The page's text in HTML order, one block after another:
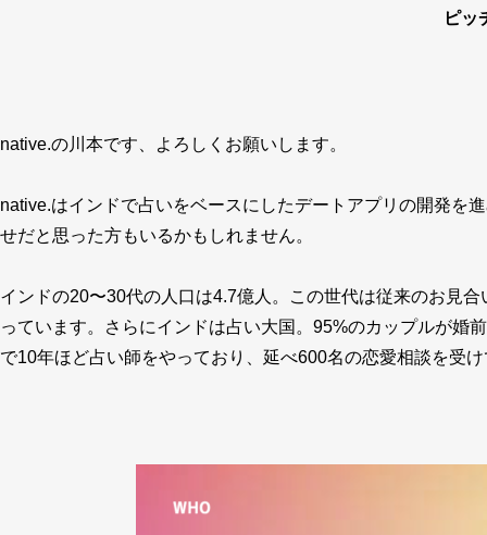
ピッ
native.の川本です、よろしくお願いします。
native.はインドで占いをベースにしたデートアプリの開発を
せだと思った方もいるかもしれません。
インドの20〜30代の人口は4.7億人。この世代は従来のお見
っています。さらにインドは占い大国。95%のカップルが婚
で10年ほど占い師をやっており、延べ600名の恋愛相談を受